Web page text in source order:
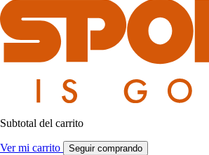
Subtotal del carrito
Ver mi carrito Seguir comprando